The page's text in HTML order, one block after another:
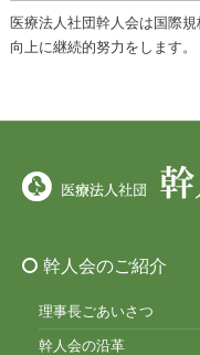
医療法人社団幹人会は国際
向上に継続的努力をします。
幹人会のご紹介
理事長ごあいさつ
幹人会の沿革